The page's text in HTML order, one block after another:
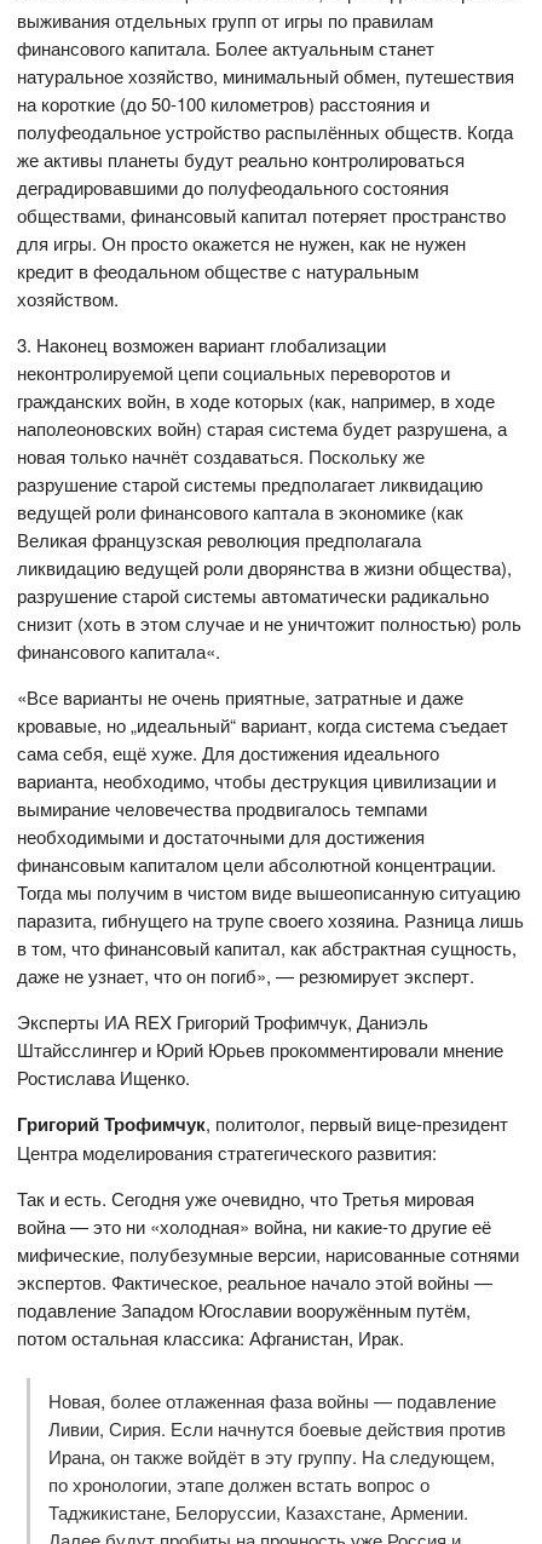
выживания отдельных групп от игры по правилам
финансового капитала. Более актуальным станет
натуральное хозяйство, минимальный обмен, путешествия
на короткие (до 50-100 километров) расстояния и
полуфеодальное устройство распылённых обществ. Когда
же активы планеты будут реально контролироваться
деградировавшими до полуфеодального состояния
обществами, финансовый капитал потеряет пространство
для игры. Он просто окажется не нужен, как не нужен
кредит в феодальном обществе с натуральным
хозяйством.
3. Наконец возможен вариант глобализации
неконтролируемой цепи социальных переворотов и
гражданских войн, в ходе которых (как, например, в ходе
наполеоновских войн) старая система будет разрушена, а
новая только начнёт создаваться. Поскольку же
разрушение старой системы предполагает ликвидацию
ведущей роли финансового каптала в экономике (как
Великая французская революция предполагала
ликвидацию ведущей роли дворянства в жизни общества),
разрушение старой системы автоматически радикально
снизит (хоть в этом случае и не уничтожит полностью) роль
финансового капитала«.
«Все варианты не очень приятные, затратные и даже
кровавые, но „идеальный“ вариант, когда система съедает
сама себя, ещё хуже. Для достижения идеального
варианта, необходимо, чтобы деструкция цивилизации и
вымирание человечества продвигалось темпами
необходимыми и достаточными для достижения
финансовым капиталом цели абсолютной концентрации.
Тогда мы получим в чистом виде вышеописанную ситуацию
паразита, гибнущего на трупе своего хозяина. Разница лишь
в том, что финансовый капитал, как абстрактная сущность,
даже не узнает, что он погиб», — резюмирует эксперт.
Эксперты ИА REX Григорий Трофимчук, Даниэль
Штайсслингер и Юрий Юрьев прокомментировали мнение
Ростислава Ищенко.
Григорий Трофимчук, политолог, первый вице-президент
Центра моделирования стратегического развития:
Так и есть. Сегодня уже очевидно, что Третья мировая
война — это ни «холодная» война, ни какие-то другие её
мифические, полубезумные версии, нарисованные сотнями
экспертов. Фактическое, реальное начало этой войны —
подавление Западом Югославии вооружённым путём,
потом остальная классика: Афганистан, Ирак.
Новая, более отлаженная фаза войны — подавление
Ливии, Сирия. Если начнутся боевые действия против
Ирана, он также войдёт в эту группу. На следующем,
по хронологии, этапе должен встать вопрос о
Таджикистане, Белоруссии, Казахстане, Армении.